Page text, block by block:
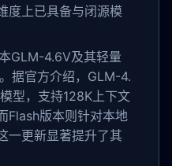
度上已具备与闭源模
GLM-4.6V及其轻量
据官方介绍，GLM-4.
型，支持128K上下文
Flash版本则针对本地
一更新显著提升了其